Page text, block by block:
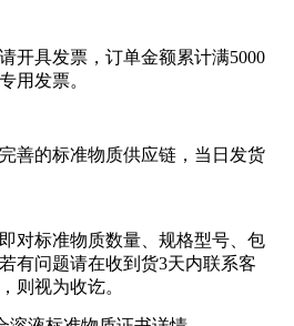
开具发票，订单金额累计满5000
用发票。
善的标准物质供应链，当日发货
对标准物质数量、规格型号、包
有问题请在收到货3天内联系客
则视为收讫。